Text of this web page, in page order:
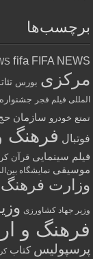
برچسب‌ها
fifa FIFA NEWS
مرکزی بورس
المللی فیلم فجر
تمتع خودرو سازمان
فوتبال فرهنگ
فیلم سینمایی قرآن
موسیقی نمایشگاه
وزارت فرهنگ
وزیر جهاد کشاورزی
فرهنگ و
پرسپولیس کتاب